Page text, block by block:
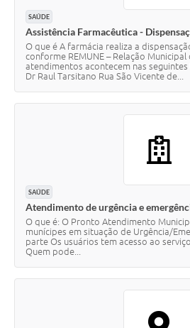
SAÚDE
Assistência Farmacêutica -
O que é A farmácia realiza a
conforme REMUNE – Relação
atendimentos acontecem nas seguintes
Dr Raul Tarsitano Rua São Vicente de...
SAÚDE
Atendimento de urgência e
O que é: O Pronto Atendimento
munícipes em situação de Urgência/
parte Os usuários tem acesso ao
Quem pode...